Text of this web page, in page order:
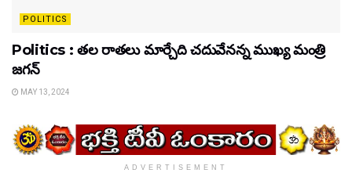
POLITICS
Politics : తల రాతలు మార్చేది చదువేనన్న ముఖ్య మంత్రి
జగన్
MAY 13, 2024
ADVERTISEMENT